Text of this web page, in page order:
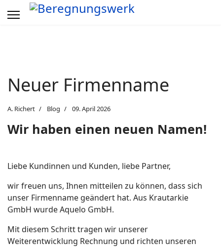
Neuer Firmenname
A. Richert Blog 09. April 2026
Wir haben einen neuen Namen!
Liebe Kundinnen und Kunden, liebe Partner,
wir freuen uns, Ihnen mitteilen zu können, dass sich
unser Firmenname geändert hat. Aus Krautarkie
GmbH wurde Aquelo GmbH.
Mit diesem Schritt tragen wir unserer
Weiterentwicklung Rechnung und richten unseren